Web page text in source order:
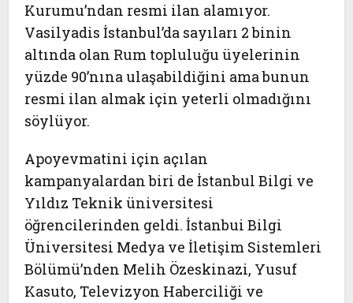
Kurumu’ndan resmi ilan alamıyor.
Vasilyadis İstanbul’da sayıları 2 binin
altında olan Rum topluluğu üyelerinin
yüzde 90’nına ulaşabildiğini ama bunun
resmi ilan almak için yeterli olmadığını
söylüyor.
Apoyevmatini için açılan
kampanyalardan biri de İstanbul Bilgi ve
Yıldız Teknik üniversitesi
öğrencilerinden geldi. İstanbui Bilgi
Üniversitesi Medya ve İletişim Sistemleri
Bölümü’nden Melih Özeskinazi, Yusuf
Kasuto, Televizyon Haberciliği ve